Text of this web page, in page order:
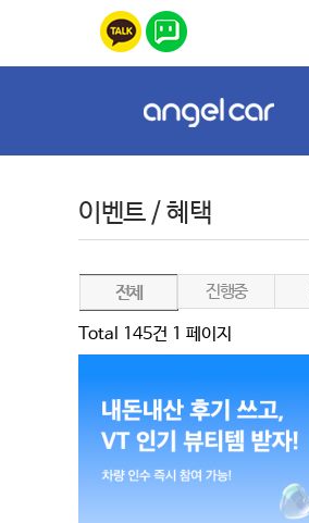
이벤트 / 혜택
전체 진행중
Total 145건 1 페이지